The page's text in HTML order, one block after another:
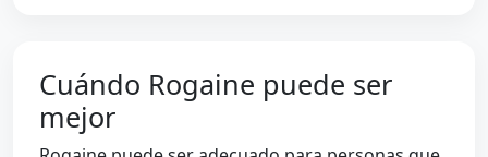
Cuándo Rogaine puede ser
mejor